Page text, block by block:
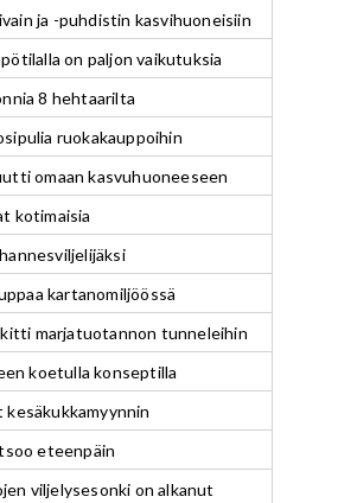
ja -puhdistin kasvihuoneisiin
on paljon vaikutuksia
8 hehtaarilta
ruokakauppoihin
omaan kasvuhuoneeseen
kotimaisia
kartanomiljöössä
marjatuotannon tunneleihin
koetulla konseptilla
eteenpäin
viljelysesonki on alkanut